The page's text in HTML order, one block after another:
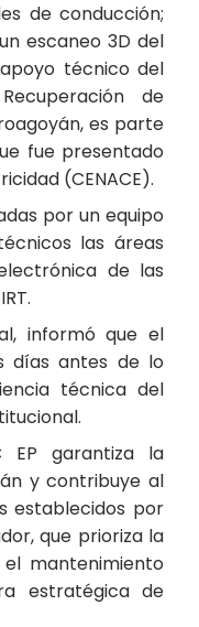
de conducción;
escaneo 3D del
técnico del
de
es parte
fue presentado
(CENACE).
por un equipo
las áreas
de las
informó que el
días antes de lo
técnica del
EP garantiza la
y contribuye al
establecidos por
que prioriza la
mantenimiento
estratégica de